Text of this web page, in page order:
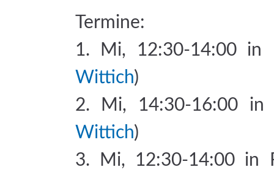
Termine:
1. Mi, 12:30-14:00 in
Wittich)
2. Mi, 14:30-16:00
Wittich)
3. Mi, 12:30-14:00 in